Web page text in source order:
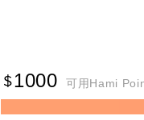
1000 可用Hami